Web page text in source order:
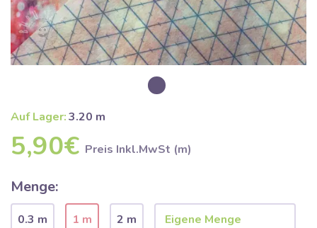
Auf Lager:3.20 m
5,90€ Preis Inkl.MwSt (m)
Menge:
0.3 m 1 m
2 m